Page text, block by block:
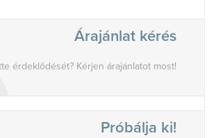
Árajánlat kérés
érdeklődését? Kérjen árajánlatot most!
Próbálja ki!